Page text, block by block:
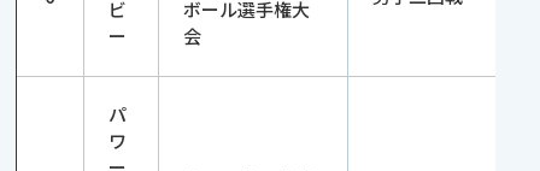
ビ
ー
ボール選手権大
会
パ
ワ